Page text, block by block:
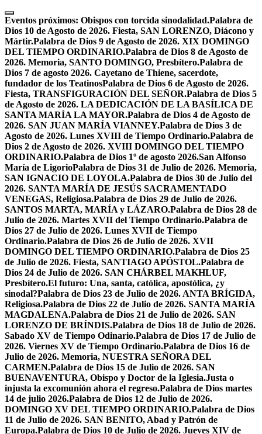
Skip
to
content
Eventos próximos: Obispos con torcida sinodalidad.Palabra de
Dios 10 de Agosto de 2026. Fiesta, SAN LORENZO, Diácono y
Mártir.Palabra de Dios 9 de Agosto de 2026. XIX DOMINGO
DEL TIEMPO ORDINARIO.Palabra de Dios 8 de Agosto de
2026. Memoria, SANTO DOMINGO, Presbítero.Palabra de
Dios 7 de agosto 2026. Cayetano de Thiene, sacerdote,
fundador de los TeatinosPalabra de Dios 6 de Agosto de 2026.
Fiesta, TRANSFIGURACIÓN DEL SEÑOR.Palabra de Dios 5
de Agosto de 2026. LA DEDICACIÓN DE LA BASÍLICA DE
SANTA MARÍA LA MAYOR.Palabra de Dios 4 de Agosto de
2026. SAN JUAN MARÍA VIANNEY.Palabra de Dios 3 de
Agosto de 2026. Lunes XVIII de Tiempo Ordinario.Palabra de
Dios 2 de Agosto de 2026. XVIII DOMINGO DEL TIEMPO
ORDINARIO.Palabra de Dios 1º de agosto 2026.San Alfonso
María de LigorioPalabra de Dios 31 de Julio de 2026. Memoria,
SAN IGNACIO DE LOYOLA.Palabra de Dios 30 de Julio del
2026. SANTA MARÍA DE JESÚS SACRAMENTADO
VENEGAS, Religiosa.Palabra de Dios 29 de Julio de 2026.
SANTOS MARTA, MARÍA y LÁZARO.Palabra de Dios 28 de
Julio de 2026. Martes XVII del Tiempo Ordinario.Palabra de
Dios 27 de Julio de 2026. Lunes XVII de Tiempo
Ordinario.Palabra de Dios 26 de Julio de 2026. XVII
DOMINGO DEL TIEMPO ORDINARIO.Palabra de Dios 25
de Julio de 2026. Fiesta, SANTIAGO APÓSTOL.Palabra de
Dios 24 de Julio de 2026. SAN CHÁRBEL MAKHLUF,
Presbítero.El futuro: Una, santa, católica, apostólica, ¿y
sinodal?Palabra de Dios 23 de Julio de 2026. ANTA BRÍGIDA,
Religiosa.Palabra de Dios 22 de Julio de 2026. SANTA MARÍA
MAGDALENA.Palabra de Dios 21 de Julio de 2026. SAN
LORENZO DE BRÍNDIS.Palabra de Dios 18 de Julio de 2026.
Sabado XV de Tiempo Odinario.Palabra de Dios 17 de Julio de
2026. Viernes XV de Tiempo Ordinario.Palabra de Dios 16 de
Julio de 2026. Memoria, NUESTRA SEÑORA DEL
CARMEN.Palabra de Dios 15 de Julio de 2026. SAN
BUENAVENTURA, Obispo y Doctor de la Iglesia.Justa o
injusta la excomunión ahora el regreso.Palabra de Dios martes
14 de julio 2026.Palabra de Dios 12 de Julio de 2026.
DOMINGO XV DEL TIEMPO ORDINARIO.Palabra de Dios
11 de Julio de 2026. SAN BENITO, Abad y Patrón de
Europa.Palabra de Dios 10 de Julio de 2026. Jueves XIV de